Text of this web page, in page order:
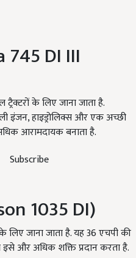
Subscribe
DI III
के लिए जाना जाता है.
इंजन, हाइड्रोलिक्स और एक अच्छी
आरामदायक बनाता है.
1035 DI)
जाना जाता है. यह 36 एचपी की
और अधिक शक्ति प्रदान करता है.